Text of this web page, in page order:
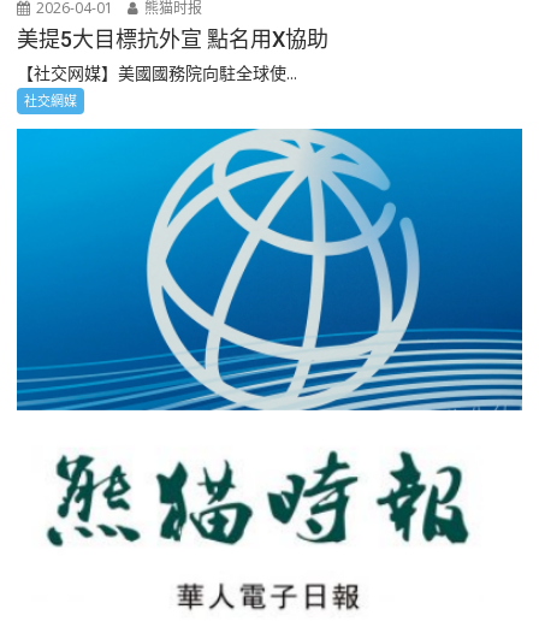
2026-04-01 熊猫时报
美提5大目標抗外宣 點名用X協助
【社交网媒】美國國務院向駐全球使...
社交網媒